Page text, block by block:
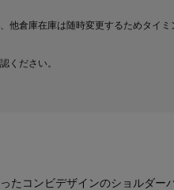
他倉庫在庫は随時変更するためタイ
ください。
たコンビデザインのショルダーバ